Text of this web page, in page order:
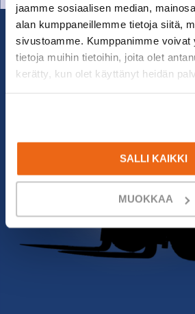
jaamme sosiaalisen median,
alan kumppaneillemme tietoja siitä,
sivustoamme. Kumppanimme voivat
tietoja muihin tietoihin, joita olet
kerätty, kun olet käyttänyt heidän
SALLI KAIKKI
MUOKKAA